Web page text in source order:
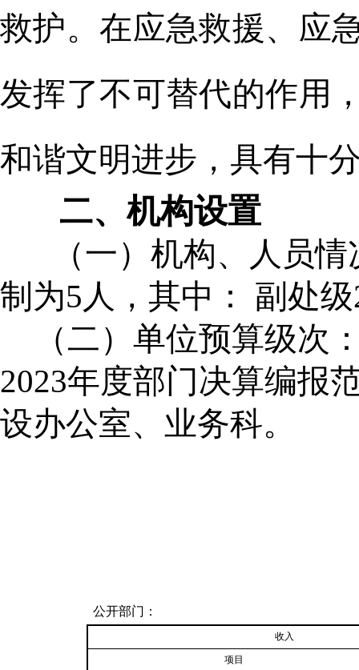
救护。在应急救援、应
发挥了不可替代的作用
和谐文明进步，具有十
二、机构设置
（一）机构、人员
制为5人，其中： 副处
（二）单位预算级次
2023年度部门决算编报
设办公室、业务科。
公开部门：
收入
项目